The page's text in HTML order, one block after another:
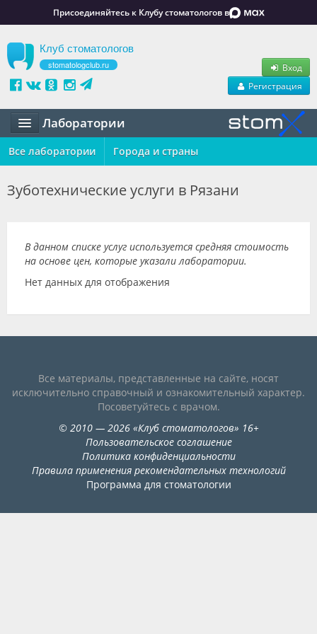
Присоединяйтесь к Клубу стоматологов в
Клуб стоматологов
stomatologclub.ru
Вход
Регистрация
Лаборатории
Статьи
Вакансии
Клиники
Блоги
Все лаборатории Города и страны
Зуботехнические услуги в Рязани
В данном списке услуг используется средняя стоимость
на основе цен, которые указали лаборатории.
Нет данных для отображения
Все материалы, представленные на сайте, носят
исключительно справочный и ознакомительный характер.
Посоветуйтесь с врачом.
© 2010— 2026«Клуб стоматологов» 16+
Пользовательское соглашение
Политика конфиденциальности
Правила применения рекомендательных технологий
Программа для стоматологии